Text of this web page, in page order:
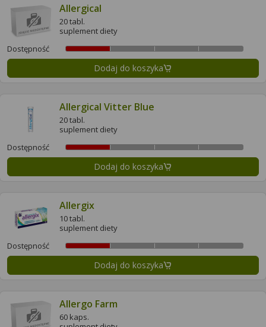
Allergical
20 tabl.
suplement diety
Dostępność
Dodaj do koszyka
Allergical Vitter Blue
20 tabl.
suplement diety
Dostępność
Dodaj do koszyka
Allergix
10 tabl.
suplement diety
Dostępność
Dodaj do koszyka
Allergo Farm
60 kaps.